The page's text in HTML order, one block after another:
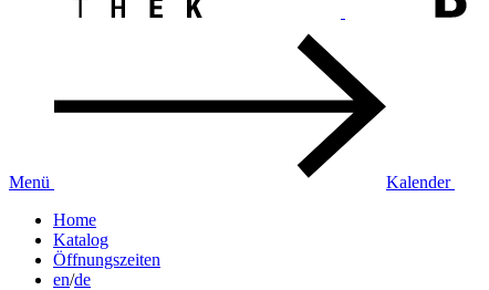
Menü
Kalender
Home
Katalog
Öffnungszeiten
en/de